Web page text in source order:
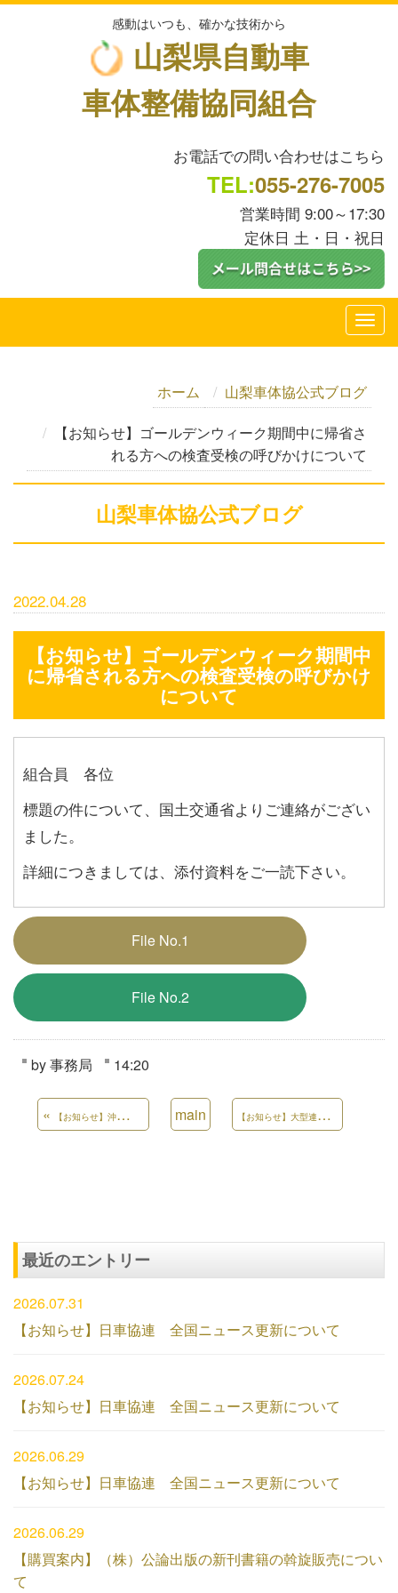
感動はいつも、確かな技術から
山梨県自動車
車体整備協同組合
お電話での問い合わせはこちら
TEL:055-276-7005
営業時間 9:00～17:30
定休日 土・日・祝日
ホーム
山梨車体協公式ブログ
【お知らせ】ゴールデンウィーク期間中に帰省さ
れる方への検査受検の呼びかけについて
山梨車体協公式ブログ
2022.04.28
【お知らせ】ゴールデンウィーク期間中
に帰省される方への検査受検の呼びかけ
について
組合員 各位
標題の件について、国土交通省よりご連絡がござい
ました。
詳細につきましては、添付資料をご一読下さい。
File No.1
File No.2
by事務局 14:20
« 【お知らせ】沖縄県に訪問する方への検査受検の呼びかけついて main 【
お知らせ】大型連休における感染拡大の防止について（周知依頼）
最近のエントリー
2026.07.31
【お知らせ】日車協連 全国ニュース更新について
2026.07.24
【お知らせ】日車協連 全国ニュース更新について
2026.06.29
【お知らせ】日車協連 全国ニュース更新について
2026.06.29
【購買案内】（株）公論出版の新刊書籍の斡旋販売につい
て